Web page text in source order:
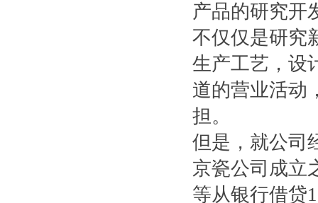
产品的研究开
不仅仅是研究
生产工艺，设
道的营业活动
担。
但是，就公司
京瓷公司成立
等从银行借贷